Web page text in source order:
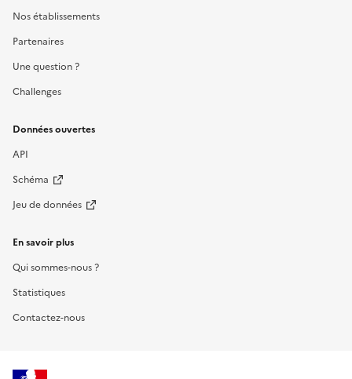
Nos établissements
Partenaires
Une question ?
Challenges
Données ouvertes
API
Schéma
Jeu de données
En savoir plus
Qui sommes-nous ?
Statistiques
Contactez-nous